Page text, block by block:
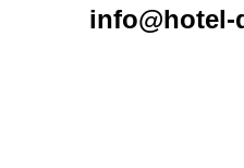
info@hotel-